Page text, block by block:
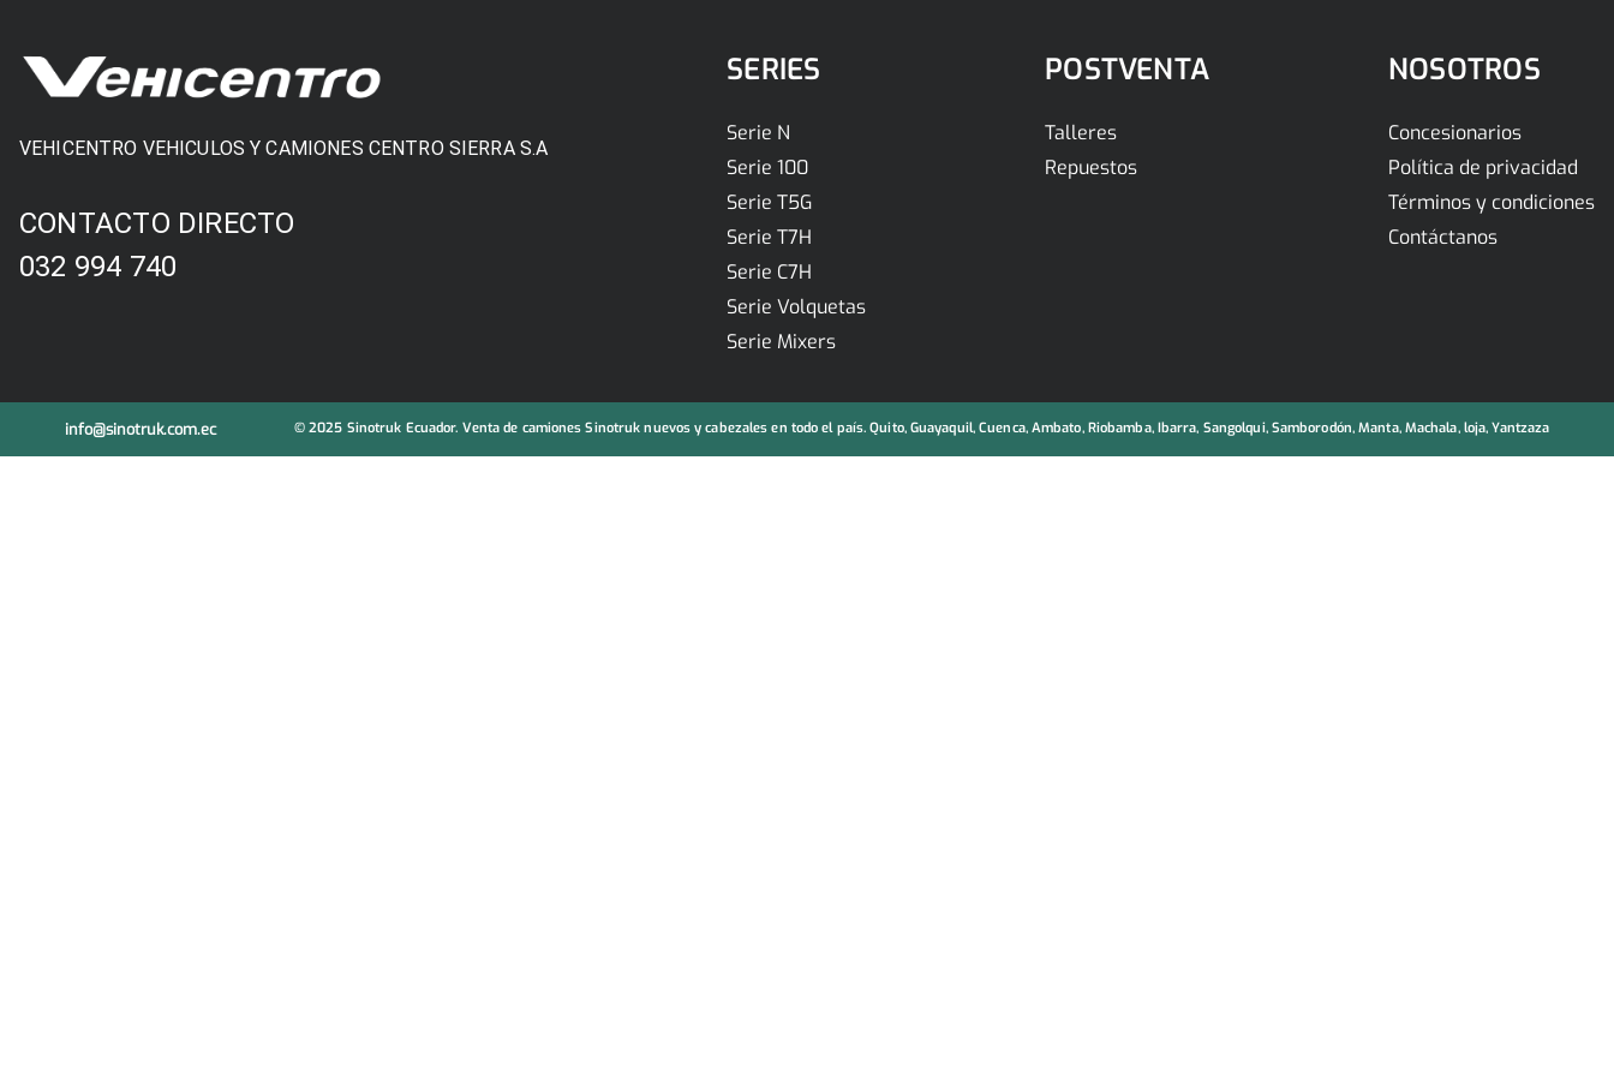
VEHICENTRO VEHICULOS Y CAMIONES CENTRO SIERRA S.A
CONTACTO DIRECTO
032 994 740
SERIES
Serie N
Serie 100
Serie T5G
Serie T7H
Serie C7H
Serie Volquetas
Serie Mixers
POSTVENTA
Talleres
Repuestos
NOSOTROS
Concesionarios
Política de privacidad
Términos y condiciones
Contáctanos
info@sinotruk.com.ec © 2025 Sinotruk Ecuador. Venta de camiones Sinotruk nuevos y cabezales en todo el país. Quito, Guayaquil, Cuenca, Ambato, Riobamba, Ibarra, Sangolqui, Samborodón, Manta, Machala, loja, Yantzaza